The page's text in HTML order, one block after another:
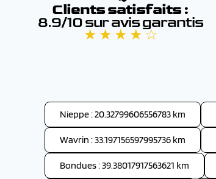
Clients satisfaits :
8.9/10 sur avis garantis
★ ★ ★ ★ ☆
Nieppe : 20.32799606556783 km
Wavrin : 33.197156597995736 km
Bondues : 39.38017917563621 km